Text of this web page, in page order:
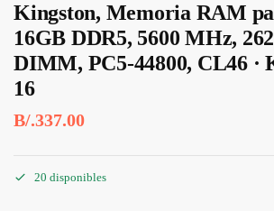
Kingston, Memoria RAM
16GB DDR5, 5600 MHz,
DIMM, PC5-44800, CL46 ·
16
B/.337.00
20 disponibles